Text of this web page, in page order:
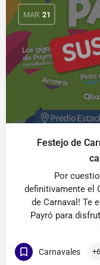
MAR 21
Festejo de
Por
definitivamente el
de Carnaval! Te
Payró para
Carnavales +6